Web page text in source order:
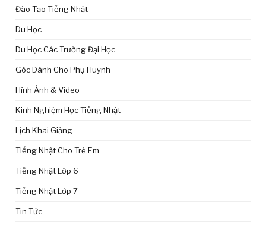
Đào Tạo Tiếng Nhật
Du Học
Du Học Các Trường Đại Học
Góc Dành Cho Phụ Huynh
Hình Ảnh & Video
Kinh Nghiệm Học Tiếng Nhật
Lịch Khai Giảng
Tiếng Nhật Cho Trẻ Em
Tiếng Nhật Lớp 6
Tiếng Nhật Lớp 7
Tin Tức